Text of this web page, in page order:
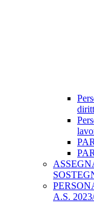
A.S.